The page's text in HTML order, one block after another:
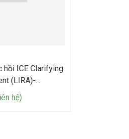
Clarifying
(LIRA)-...
hệ)